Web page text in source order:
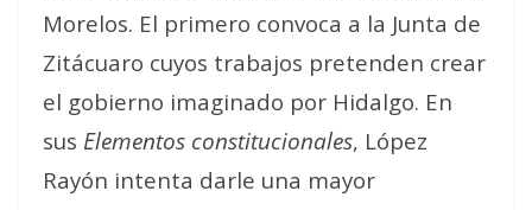
Morelos. El primero convoca a la Junta de
Zitácuaro cuyos trabajos pretenden crear
el gobierno imaginado por Hidalgo. En
sus Elementos constitucionales, López
Rayón intenta darle una mayor